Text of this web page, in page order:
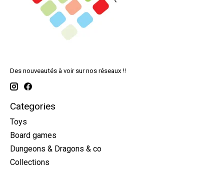
Des nouveautés à voir sur nos réseaux !!
Categories
Toys
Board games
Dungeons & Dragons & co
Collections